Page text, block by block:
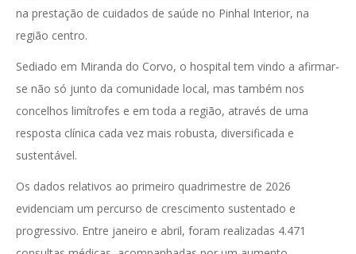
na prestação de cuidados de saúde no Pinhal Interior, na
região centro.
Sediado em Miranda do Corvo, o hospital tem vindo a afirmar-
se não só junto da comunidade local, mas também nos
concelhos limítrofes e em toda a região, através de uma
resposta clínica cada vez mais robusta, diversificada e
sustentável.
Os dados relativos ao primeiro quadrimestre de 2026
evidenciam um percurso de crescimento sustentado e
progressivo. Entre janeiro e abril, foram realizadas 4.471